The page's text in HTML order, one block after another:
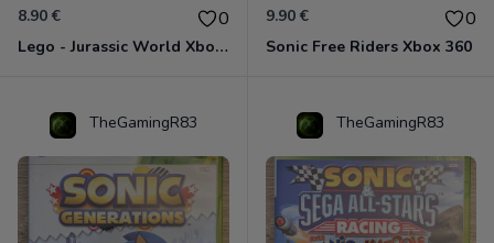
8.90 € 0
Lego - Jurassic World Xbox 360
9.90 € 0
Sonic Free Riders Xbox 360
TheGamingR83 TheGamingR83